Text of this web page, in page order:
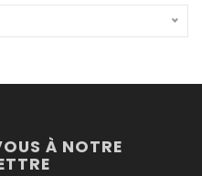
À NOTRE